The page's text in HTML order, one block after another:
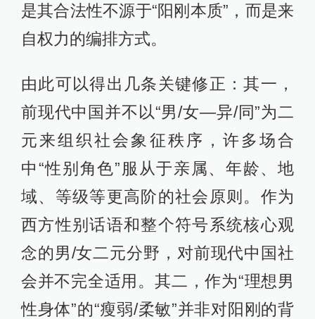
是其合法性不源于“阳刚本质”，而是来
自权力的编排方式。
由此可以得出几条关键修正：其一，
前现代中国并不以“男/女—异/同”为二
元来组织社会象征秩序，许多场合
中“性别角色”服从于亲属、年龄、地
域、等级等更高阶的社会原则。作为
西方性别话语和整个符号系统核心观
念的男/女二元分野，对前现代中国社
会并不完全适用。其二，作为“理想男
性身体”的“瘦弱/柔敏”并非对阳刚的背